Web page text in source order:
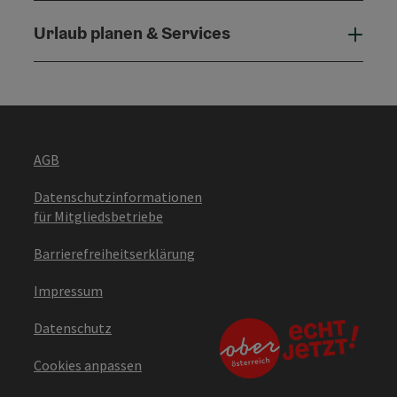
Urlaub planen & Services
AGB
Datenschutzinformationen
für Mitgliedsbetriebe
Barrierefreiheitserklärung
Impressum
Datenschutz
Cookies anpassen